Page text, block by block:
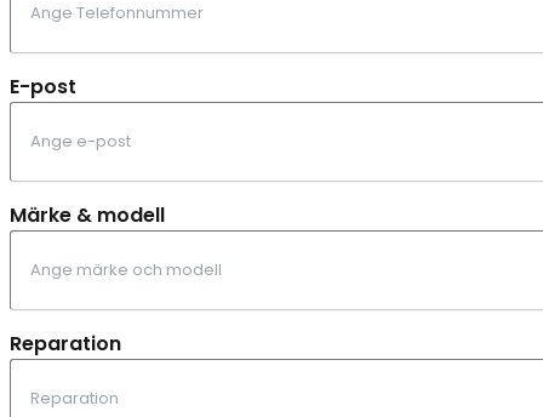
E-post
Märke & modell
Reparation